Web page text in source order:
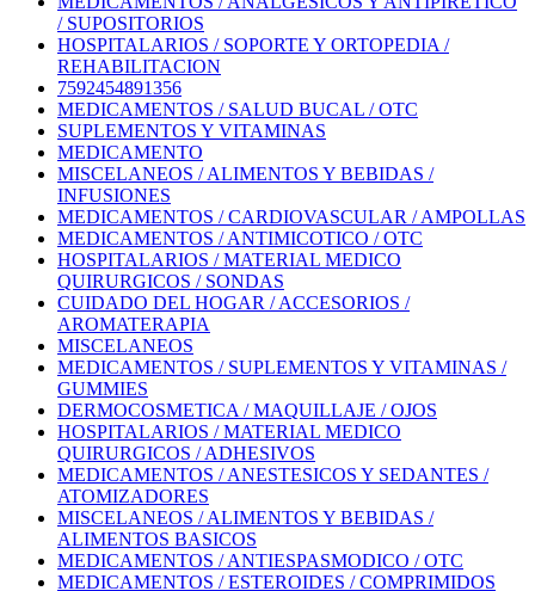
/ SUPOSITORIOS
HOSPITALARIOS / SOPORTE Y ORTOPEDIA /
REHABILITACION
7592454891356
MEDICAMENTOS / SALUD BUCAL / OTC
SUPLEMENTOS Y VITAMINAS
MEDICAMENTO
MISCELANEOS / ALIMENTOS Y BEBIDAS /
INFUSIONES
MEDICAMENTOS / CARDIOVASCULAR / AMPOLLAS
MEDICAMENTOS / ANTIMICOTICO / OTC
HOSPITALARIOS / MATERIAL MEDICO
QUIRURGICOS / SONDAS
CUIDADO DEL HOGAR / ACCESORIOS /
AROMATERAPIA
MISCELANEOS
MEDICAMENTOS / SUPLEMENTOS Y VITAMINAS /
GUMMIES
DERMOCOSMETICA / MAQUILLAJE / OJOS
HOSPITALARIOS / MATERIAL MEDICO
QUIRURGICOS / ADHESIVOS
MEDICAMENTOS / ANESTESICOS Y SEDANTES /
ATOMIZADORES
MISCELANEOS / ALIMENTOS Y BEBIDAS /
ALIMENTOS BASICOS
MEDICAMENTOS / ANTIESPASMODICO / OTC
MEDICAMENTOS / ESTEROIDES / COMPRIMIDOS